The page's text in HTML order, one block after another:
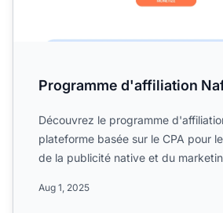
Programme d'affiliation
Découvrez le programme
plateforme basée sur le CPA pour
de la publicité native et du
Aug 1, 2025